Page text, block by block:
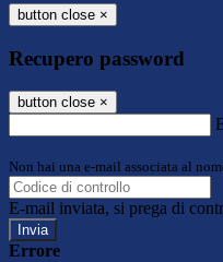
button close ×
Recupero password
button close ×
Non hai una e-mail associata al
E-mail inviata, si prega di
Errore